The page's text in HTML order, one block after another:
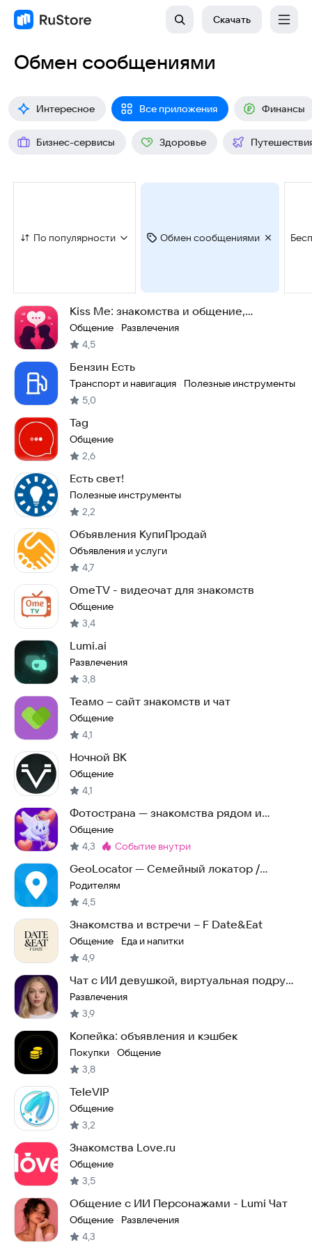
Скачать
Обмен сообщениями
Интересное Все приложения Финансы
Бизнес-сервисы Здоровье
По популярности Обмен сообщениями
Kiss Me: знакомства и общение,
бутылочка и чат
Общение · Развлечения
4,5
Бензин Есть
Транспорт и навигация · Полезные инструменты
5,0
Tag
Общение
2,6
Есть свет!
Полезные инструменты
2,2
Объявления КупиПродай
Объявления и услуги
4,7
OmeTV - видеочат для знакомств
Общение
3,4
Lumi.ai
Развлечения
3,8
Теамо – сайт знакомств и чат
Общение
4,1
Ночной ВК
Общение
4,1
Фотострана — знакомства рядом и
общение
Общение
4,3
Метка:
событие внутри
GeoLocator — Семейный локатор /
Безопасность семьи
Родителям
4,5
Знакомства и встречи – F Date&Eat
Общение · Еда и напитки
4,9
Чат с ИИ девушкой, виртуальная подруга
– ЕваAI
Развлечения
3,9
Копейка: объявления и кэшбек
Покупки · Общение
3,8
TeleVIP
Общение
3,2
Знакомства Love.ru
Общение
3,5
Общение с ИИ Персонажами - Lumi Чат
Общение · Развлечения
4,3